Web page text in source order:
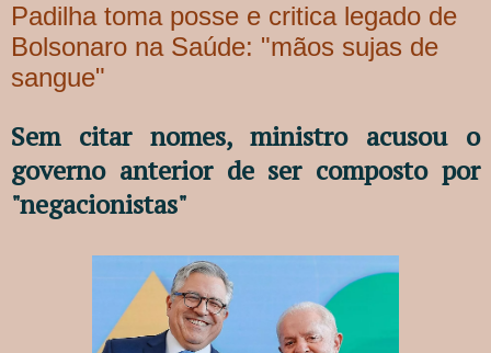
Padilha toma posse e critica legado de
Bolsonaro na Saúde: "mãos sujas de
sangue"
Sem citar nomes, ministro acusou o
governo anterior de ser composto por
"negacionistas"